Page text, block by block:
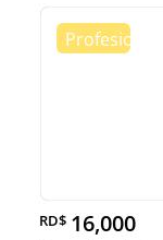
RD$ 16,000